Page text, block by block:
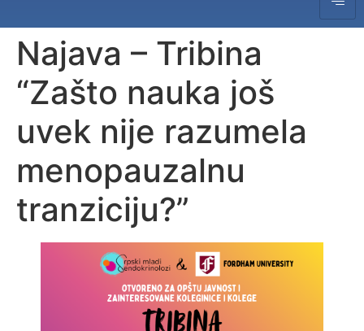
Najava – Tribina
“Zašto nauka još
uvek nije razumela
menopauzalnu
tranziciju?”